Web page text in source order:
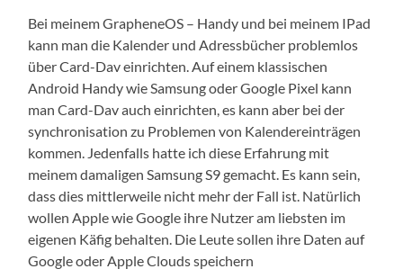
Bei meinem GrapheneOS – Handy und bei meinem IPad
kann man die Kalender und Adressbücher problemlos
über Card-Dav einrichten. Auf einem klassischen
Android Handy wie Samsung oder Google Pixel kann
man Card-Dav auch einrichten, es kann aber bei der
synchronisation zu Problemen von Kalendereinträgen
kommen. Jedenfalls hatte ich diese Erfahrung mit
meinem damaligen Samsung S9 gemacht. Es kann sein,
dass dies mittlerweile nicht mehr der Fall ist. Natürlich
wollen Apple wie Google ihre Nutzer am liebsten im
eigenen Käfig behalten. Die Leute sollen ihre Daten auf
Google oder Apple Clouds speichern